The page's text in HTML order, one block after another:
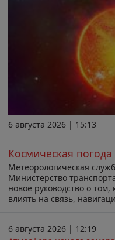
6 августа 2026 | 15:13
Космическая
Метеорологическая
Министерство
новое руководство о
влиять на связь,
6 августа 2026 | 12:19